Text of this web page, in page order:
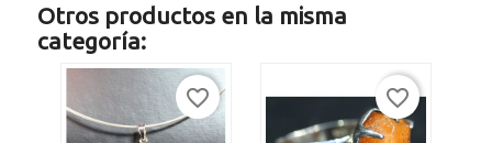
Otros productos en la misma
categoría:
favorite_border favorite_border